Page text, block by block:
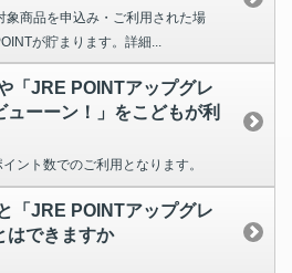
象商品を申込み・ご利用された場
が貯まります。詳細...
「JRE POINTアップグレ
ーーン！」をこどもが利
ント数でのご利用となります。
「JRE POINTアップグレ
はできますか